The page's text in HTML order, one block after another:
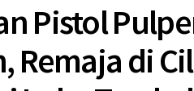
Pistol
Remaja di